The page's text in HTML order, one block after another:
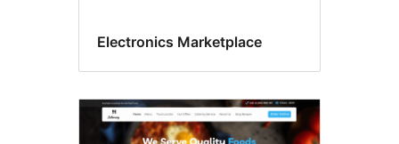
Electronics Marketplace